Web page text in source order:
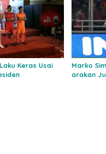
Keras Usai
Marko
arakan